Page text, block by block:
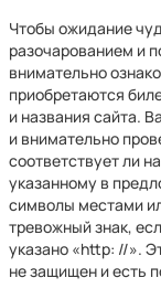
Чтобы ожидание
разочарованием и
внимательно
приобретаются
и названия сайта.
и внимательно
соответствует ли
указанному в
символы местами
тревожный знак,
указано «http: //».
не защищен и есть